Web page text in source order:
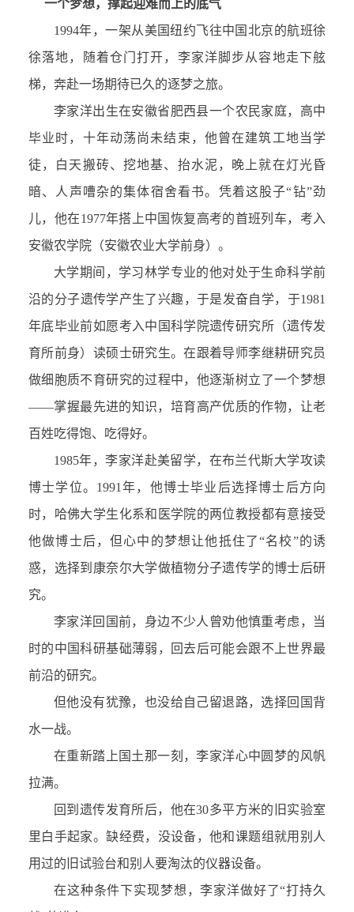
一个梦想，撑起迎难而上的底气
1994年，一架从美国纽约飞往中国北京的航班徐
徐落地，随着仓门打开，李家洋脚步从容地走下舷
梯，奔赴一场期待已久的逐梦之旅。
李家洋出生在安徽省肥西县一个农民家庭，高中
毕业时，十年动荡尚未结束，他曾在建筑工地当学
徒，白天搬砖、挖地基、抬水泥，晚上就在灯光昏
暗、人声嘈杂的集体宿舍看书。凭着这股子“钻”劲
儿，他在1977年搭上中国恢复高考的首班列车，考入
安徽农学院（安徽农业大学前身）。
大学期间，学习林学专业的他对处于生命科学前
沿的分子遗传学产生了兴趣，于是发奋自学，于1981
年底毕业前如愿考入中国科学院遗传研究所（遗传发
育所前身）读硕士研究生。在跟着导师李继耕研究员
做细胞质不育研究的过程中，他逐渐树立了一个梦想
——掌握最先进的知识，培育高产优质的作物，让老
百姓吃得饱、吃得好。
1985年，李家洋赴美留学，在布兰代斯大学攻读
博士学位。1991年，他博士毕业后选择博士后方向
时，哈佛大学生化系和医学院的两位教授都有意接受
他做博士后，但心中的梦想让他抵住了“名校”的诱
惑，选择到康奈尔大学做植物分子遗传学的博士后研
究。
李家洋回国前，身边不少人曾劝他慎重考虑，当
时的中国科研基础薄弱，回去后可能会跟不上世界最
前沿的研究。
但他没有犹豫，也没给自己留退路，选择回国背
水一战。
在重新踏上国土那一刻，李家洋心中圆梦的风帆
拉满。
回到遗传发育所后，他在30多平方米的旧实验室
里白手起家。缺经费，没设备，他和课题组就用别人
用过的旧试验台和别人要淘汰的仪器设备。
在这种条件下实现梦想，李家洋做好了“打持久